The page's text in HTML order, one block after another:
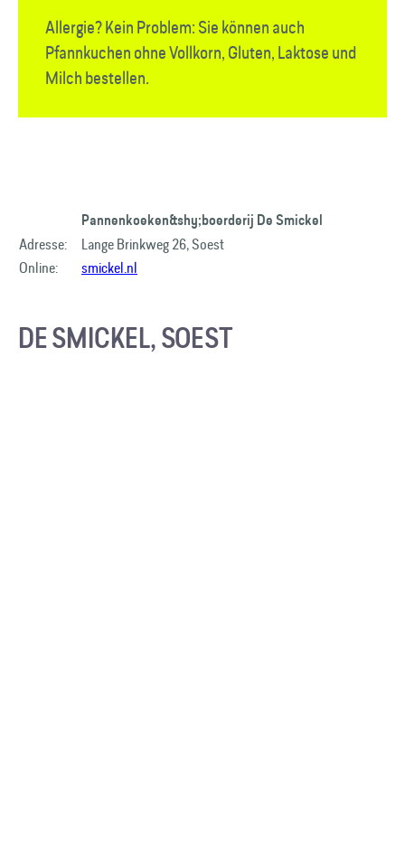
Allergie? Kein Problem: Sie können auch
Pfannkuchen ohne Vollkorn, Gluten, Laktose und
Milch bestellen.
Pannenkoeken&shy;boerderij De Smickel
Adresse:
Lange Brinkweg 26, Soest
Online:
smickel.nl
DE SMICKEL, SOEST